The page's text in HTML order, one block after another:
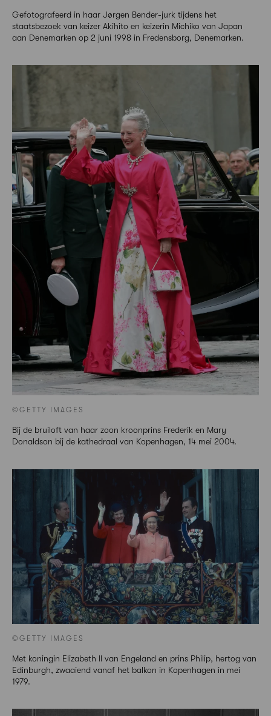
Gefotografeerd in haar Jørgen Bender-jurk tijdens het
staatsbezoek van keizer Akihito en keizerin Michiko van Japan
aan Denemarken op 2 juni 1998 in Fredensborg, Denemarken.
©GETTY IMAGES
Bij de bruiloft van haar zoon kroonprins Frederik en Mary
Donaldson bij de kathedraal van Kopenhagen, 14 mei 2004.
©GETTY IMAGES
Met koningin Elizabeth II van Engeland en prins Philip, hertog van
Edinburgh, zwaaiend vanaf het balkon in Kopenhagen in mei
1979.